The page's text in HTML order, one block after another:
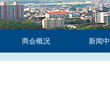
商会概况 新闻